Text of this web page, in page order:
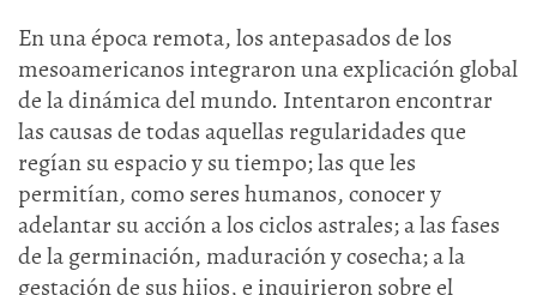
En una época remota, los antepasados de los
mesoamericanos integraron una explicación global
de la dinámica del mundo. Intentaron encontrar
las causas de todas aquellas regularidades que
regían su espacio y su tiempo; las que les
permitían, como seres humanos, conocer y
adelantar su acción a los ciclos astrales; a las fases
de la germinación, maduración y cosecha; a la
gestación de sus hijos, e inquirieron sobre el